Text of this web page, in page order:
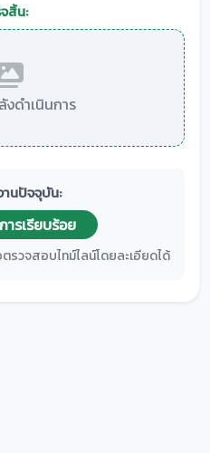
สิ้น:
ดำเนินการ
านปัจจุบัน:
ารเรียบร้อย
รวจสอบไทม์ไลน์โดยละเอียดได้